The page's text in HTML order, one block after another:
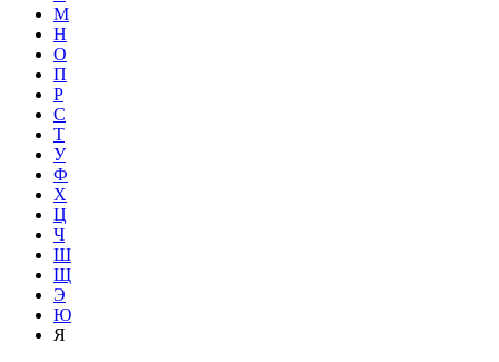
М
Н
О
П
Р
С
Т
У
Ф
Х
Ц
Ч
Ш
Щ
Э
Ю
Я